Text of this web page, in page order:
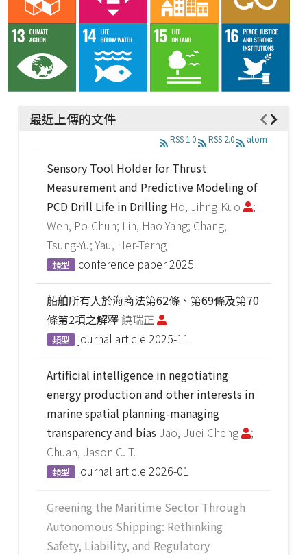
最近上傳的文件
RSS 1.0 RSS 2.0 atom
Sensory Tool Holder for Thrust
Measurement and Predictive Modeling of
PCD Drill Life in Drilling Ho, Jihng-Kuo
;
Wen, Po-Chun; Lin, Hao-Yang; Chang,
Tsung-Yu; Yau, Her-Terng
類型 conference paper2025
船舶所有人於海商法第62條、第69條及第70
條第2項之解釋饒瑞正
類型 journal article 2025-11
Artificial intelligence in negotiating
energy production and other interests in
marine spatial planning-managing
transparency and bias Jao, Juei-Cheng
;
Chuah, Jason C. T.
類型 journal article 2026-01
Greening the Maritime Sector Through
Autonomous Shipping: Rethinking
Safety, Liability, and Regulatory